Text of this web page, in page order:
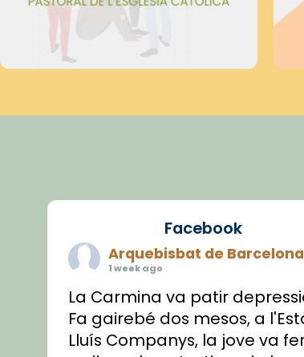
Facebook
Arquebisbat de Barcelona
1 week ago
La Carmina va patir
Fa gairebé dos mesos, a
Lluís Companys, la jove va